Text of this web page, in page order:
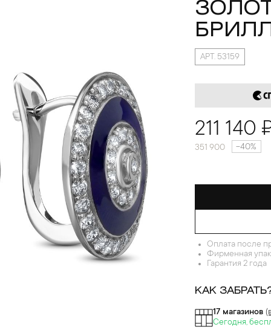
АРТ. 53159
211 140
351 900 -40%
Оплата после
Фирменная
Гарантия 2 года
КАК
17 магазинов
Сегодня,